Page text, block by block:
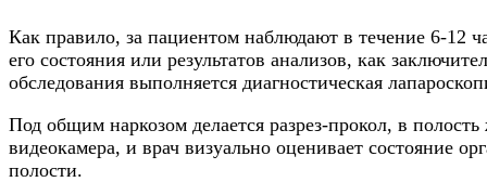
Как правило, за пациентом наблюдают в течение 6-12
его состояния или результатов анализов, как
обследования выполняется диагностическая
Под общим наркозом делается разрез-прокол, в полость
видеокамера, и врач визуально оценивает состояние
полости.